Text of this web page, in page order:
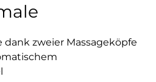
dank zweier Massageköpfe